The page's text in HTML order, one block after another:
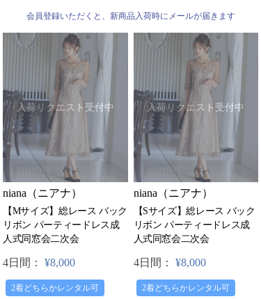
会員登録いただくと、新商品入荷時にメールが届きます
入荷リクエスト受付中
niana（ニアナ）
【Mサイズ】総レース バック
リボン パーティードレス成
人式同窓会二次会
4日間： ¥8,000
2着どちらかレンタル可
入荷リクエスト受付中
niana（ニアナ）
【Sサイズ】総レース バック
リボン パーティードレス成
人式同窓会二次会
4日間： ¥8,000
2着どちらかレンタル可